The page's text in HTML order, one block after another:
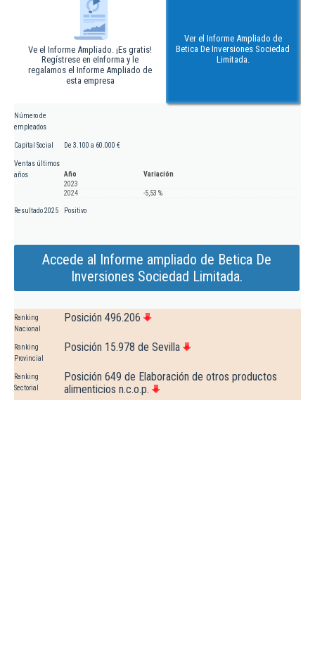
Ve el Informe Ampliado. ¡Es gratis!
Regístrese en eInforma y le
regalamos el Informe Ampliado de
esta empresa
Ver el Informe Ampliado de
Betica De Inversiones Sociedad
Limitada.
Número de
empleados
Capital Social De 3.100 a 60.000 €
Ventas últimos
años
Año
Variación
2023
2024
-5,53 %
Resultado 2025 Positivo
Accede al Informe ampliado de Betica De
Inversiones Sociedad Limitada.
Ranking
Nacional
Posición 496.206
Ranking
Provincial
Posición 15.978 de Sevilla
Ranking
Sectorial
Posición 649 de Elaboración de otros productos
alimenticios n.c.o.p.